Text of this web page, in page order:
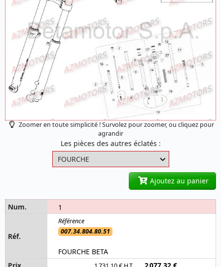
Zoomer en toute simplicité ! Survolez pour zoomer, ou cliquez pour
agrandir
Les pièces des autres éclatés :
Ajoutez au panier
1
007.34.804.80.51
FOURCHE BETA